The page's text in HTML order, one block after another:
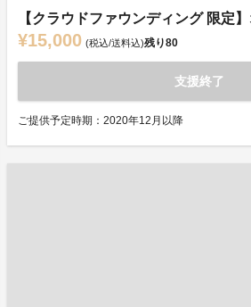
【クラウドファウンディング 限定
¥15,000 (税込/送料込)残り80
支援終了
ご提供予定時期：2020年12月以降